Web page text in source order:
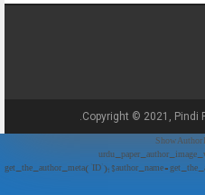
Copyright © 2021, Pindi
// Show
get_the_author_meta('ID'); $author_name =